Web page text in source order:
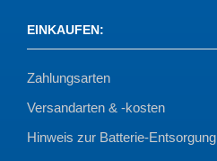
EINKAUFEN:
Zahlungsarten
Versandarten & -kosten
Hinweis zur Batterie-Entsorgung